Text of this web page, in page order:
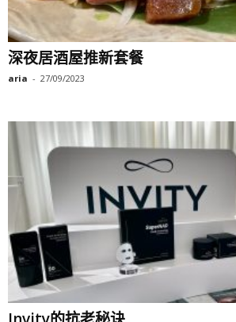
深夜居酒屋推新套餐
aria - 27/09/2023